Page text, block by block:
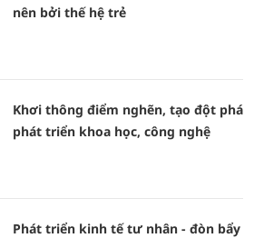
nên bởi thế hệ trẻ
Khơi thông điểm nghẽn, tạo đột phá
phát triển khoa học, công nghệ
Phát triển kinh tế tư nhân - đòn bẩy